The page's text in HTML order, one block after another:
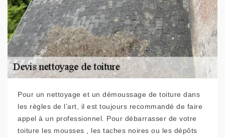
Pour un nettoyage et un démoussage de toiture dans
les règles de l’art, il est toujours recommandé de faire
appel à un professionnel. Pour débarrasser de votre
toiture les mousses , les taches noires ou les dépôts